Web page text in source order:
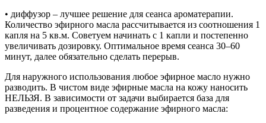
• диффузор – лучшее решение для сеанса ароматерапии.
Количество эфирного масла рассчитывается из соотношения 1
капля на 5 кв.м. Советуем начинать с 1 капли и постепенно
увеличивать дозировку. Оптимальное время сеанса 30–60
минут, далее обязательно сделать перерыв.
Для наружного использования любое эфирное масло нужно
разводить. В чистом виде эфирные масла на кожу наносить
НЕЛЬЗЯ. В зависимости от задачи выбирается база для
разведения и процентное содержание эфирного масла: